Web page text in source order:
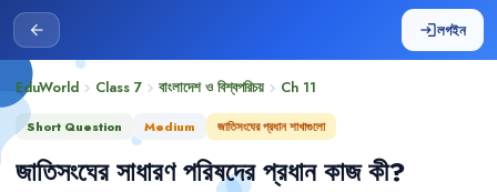
arrow_back loginলগইন
EduWorld chevron_right Class 7 chevron_right বাংলাদেশ ও বিশ্বপরিচয় chevron_right Ch 11
Short Question Medium জাতিসংঘের প্রধান শাখাগুলো
জাতিসংঘের সাধারণ পরিষদের প্রধান কাজ কী?